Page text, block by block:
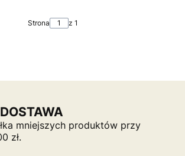
Strona z 1
mniejszych produktów przy
zł.